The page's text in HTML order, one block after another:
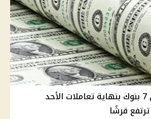
الدولار يتراجع في 7 بنوك بنهاية تعاملات الأحد
قرشًا